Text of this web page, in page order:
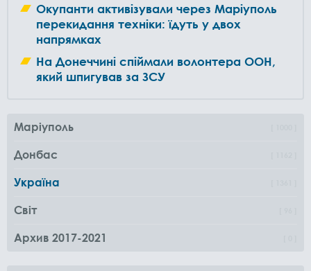
Окупанти активізували через Маріуполь
перекидання техніки: їдуть у двох
напрямках
На Донеччині спіймали волонтера ООН,
який шпигував за ЗСУ
Маріуполь
Донбас
Україна
Світ
Архив 2017-2021